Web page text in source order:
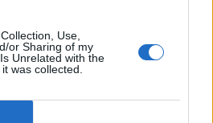
Use,
or Sharing of my
Unrelated with the
was collected.
από την
Λάσκαρη
έγιναν ποτέ οι θρύλοι που